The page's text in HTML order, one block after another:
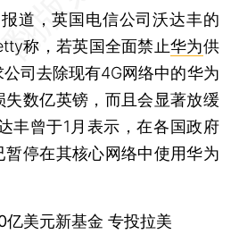
，英国电信公司沃达丰的
称，若英国全面禁止华为供
司去除现有4G网络中的华为
失数亿英镑，而且会显著放缓
丰曾于1月表示，在各国政府
停在其核心网络中使用华为
亿美元新基金 专投拉美